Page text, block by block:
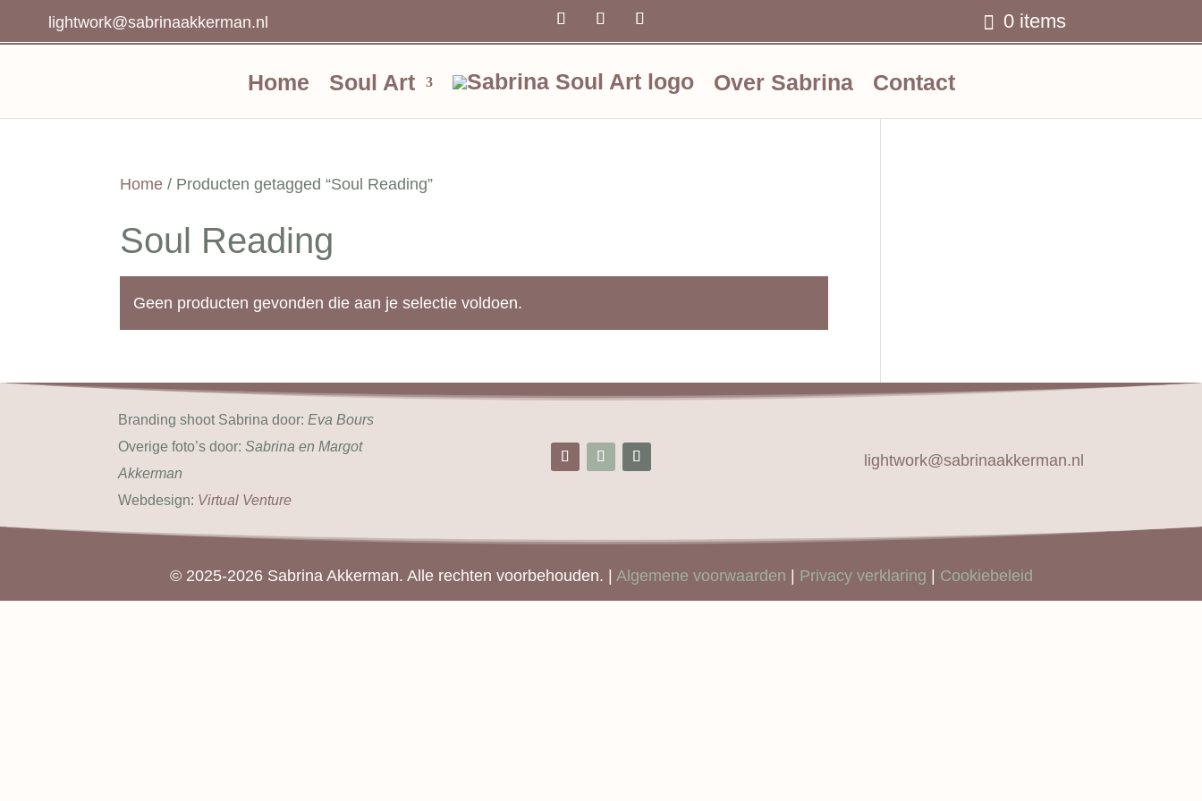
lightwork@sabrinaakkerman.nl 0 items
Home Soul Art Over Sabrina Contact
Home / Producten getagged “Soul Reading”
Soul Reading
Geen producten gevonden die aan je selectie voldoen.
Branding shoot Sabrina door: Eva Bours
Overige foto’s door: Sabrina en Margot
Akkerman
Webdesign: Virtual Venture
lightwork@sabrinaakkerman.nl
© 2025-2026 Sabrina Akkerman. Alle rechten voorbehouden. | Algemene voorwaarden Privacy verklaring Cookiebeleid